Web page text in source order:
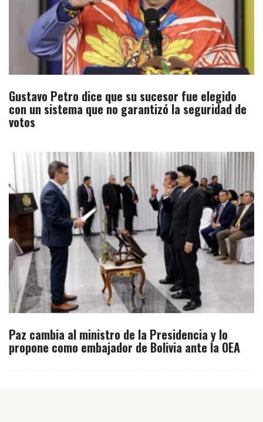
Gustavo Petro dice que su sucesor fue elegido
con un sistema que no garantizó la seguridad de
votos
Paz cambia al ministro de la Presidencia y lo
propone como embajador de Bolivia ante la OEA